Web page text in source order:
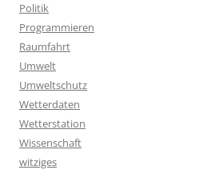
Politik
Programmieren
Raumfahrt
Umwelt
Umweltschutz
Wetterdaten
Wetterstation
Wissenschaft
witziges